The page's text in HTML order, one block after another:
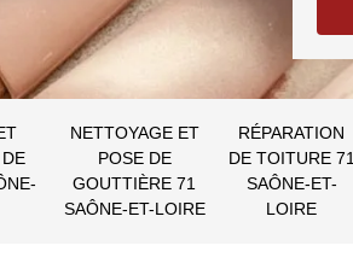
NETTOYAGE ET
POSE DE
GOUTTIÈRE 71
SAÔNE-ET-LOIRE
RÉPARATION
DE TOITURE 71
SAÔNE-ET-
LOIRE